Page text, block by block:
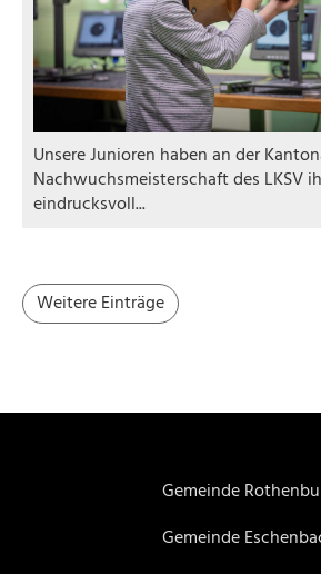
Unsere Junioren haben an der
Nachwuchsmeisterschaft des LKSV
eindrucksvoll...
Weitere Einträge
Gemeinde
Gemeinde